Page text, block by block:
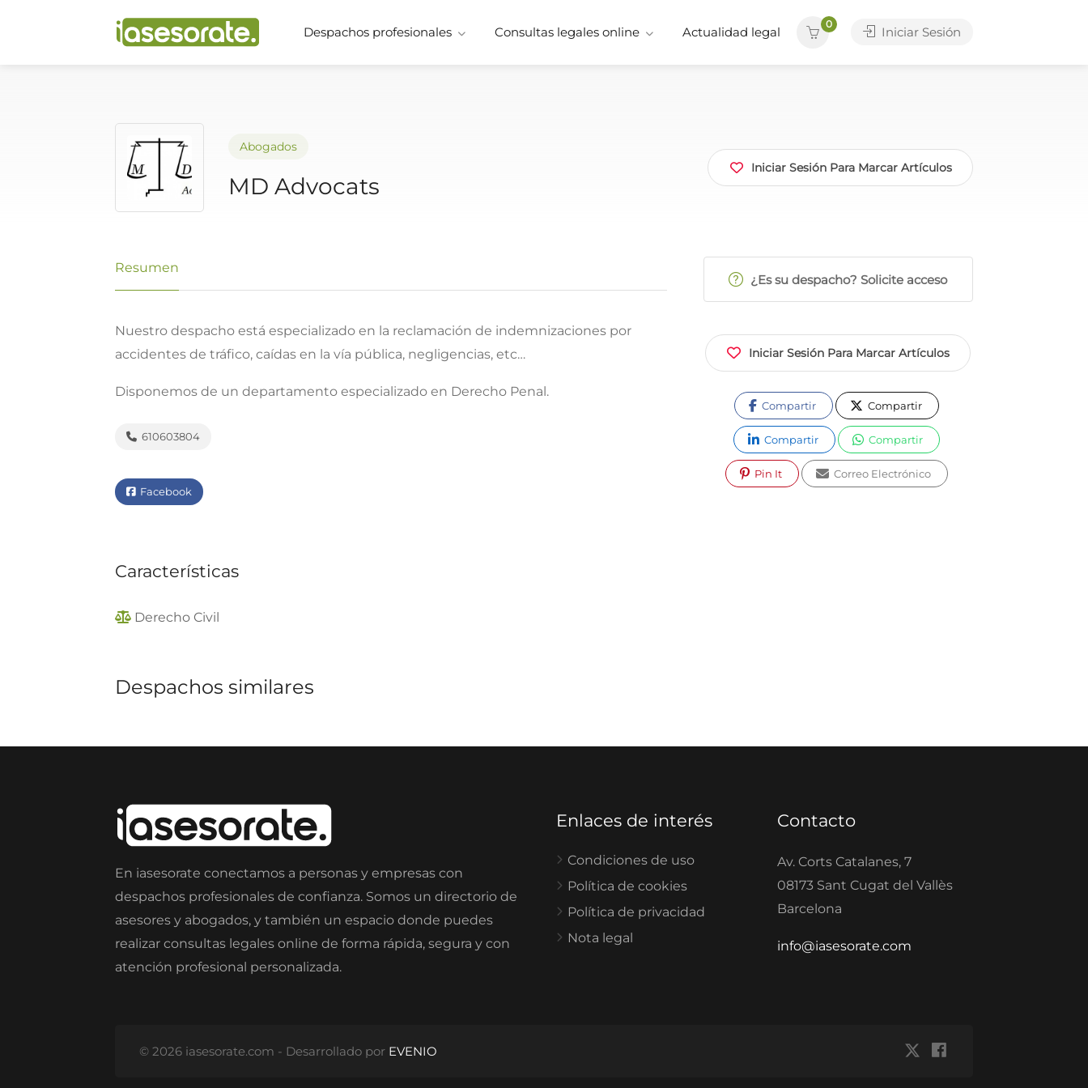
Despachos profesionales Consultas legales online Actualidad legal
0
Iniciar Sesión
Abogados
MD Advocats
Iniciar Sesión Para Marcar Artículos
Resumen
Nuestro despacho está especializado en la reclamación de indemnizaciones por
accidentes de tráfico, caídas en la vía pública, negligencias, etc…
Disponemos de un departamento especializado en Derecho Penal.
610603804
Facebook
Características
Derecho Civil
Despachos similares
¿Es su despacho? Solicite acceso
Iniciar Sesión Para Marcar Artículos
Compartir Compartir
Compartir Compartir
Pin It Correo Electrónico
En iasesorate conectamos a personas y empresas con
despachos profesionales de confianza. Somos un directorio de
asesores y abogados, y también un espacio donde puedes
realizar consultas legales online de forma rápida, segura y con
atención profesional personalizada.
Enlaces de interés
Condiciones de uso
Política de cookies
Política de privacidad
Nota legal
Contacto
Av. Corts Catalanes, 7
08173 Sant Cugat del Vallès
Barcelona
info@iasesorate.com
© 2026 iasesorate.com - Desarrollado por EVENIO